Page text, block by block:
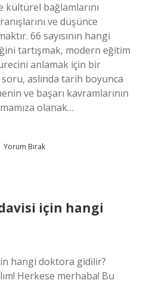
bağlamlarını
ve düşünce
66 sayısının hangi
tartışmak, modern eğitim
anlamak için bir
aslında tarih boyunca
ve başarı kavramlarının
olanak…
Yorum Bırak
için hangi
hangi doktora gidilir?
Herkese merhaba! Bu